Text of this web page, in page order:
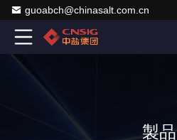
guoabch@chinasalt.com.cn
製品